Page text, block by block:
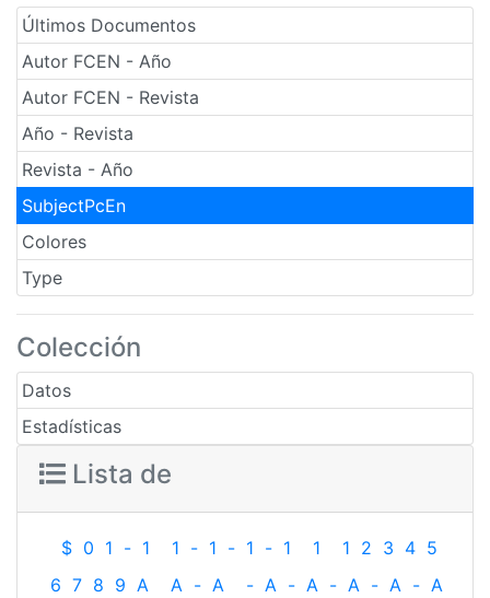
Últimos Documentos
Autor FCEN - Año
Autor FCEN - Revista
Año - Revista
Revista - Año
SubjectPcEn
Colores
Type
Colección
Datos
Estadísticas
Lista de
$ 0 1 - 1 1 - 1 - 1 - 1 1 1 2 3 4 5
6 7 8 9 A A - A - A - A - A - A - A